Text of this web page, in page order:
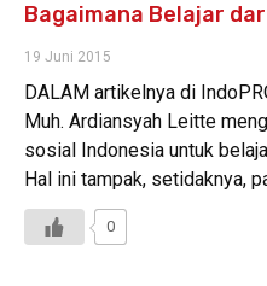
Bagaimana Belajar
19 Juni 2015
DALAM artikelnya di
Muh. Ardiansyah Leitte
sosial Indonesia untuk
Hal ini tampak, setidaknya,
0